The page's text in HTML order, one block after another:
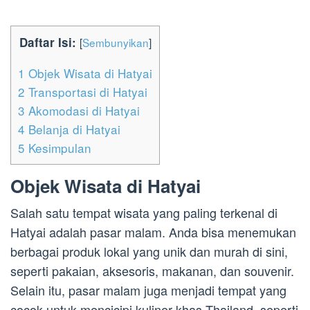
Daftar Isi: [Sembunyikan]
1 Objek Wisata di Hatyai
2 Transportasi di Hatyai
3 Akomodasi di Hatyai
4 Belanja di Hatyai
5 Kesimpulan
Objek Wisata di Hatyai
Salah satu tempat wisata yang paling terkenal di
Hatyai adalah pasar malam. Anda bisa menemukan
berbagai produk lokal yang unik dan murah di sini,
seperti pakaian, aksesoris, makanan, dan souvenir.
Selain itu, pasar malam juga menjadi tempat yang